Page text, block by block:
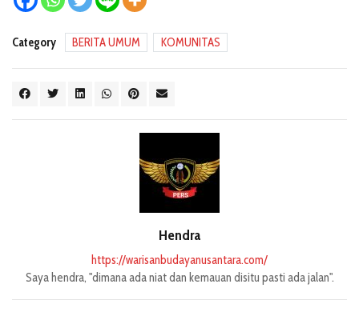
Category BERITA UMUM KOMUNITAS
Hendra
https://warisanbudayanusantara.com/
Saya hendra, "dimana ada niat dan kemauan disitu pasti ada jalan".